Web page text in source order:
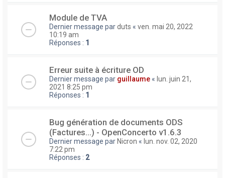
Module de TVA
Dernier message parduts « ven. mai 20, 2022
10:19 am
Réponses : 1
Erreur suite à écriture OD
Dernier message par guillaume « lun. juin 21,
2021 8:25 pm
Réponses : 1
Bug génération de documents ODS
(Factures...) - OpenConcerto v1.6.3
Dernier message parNicron « lun. nov. 02, 2020
7:22 pm
Réponses : 2